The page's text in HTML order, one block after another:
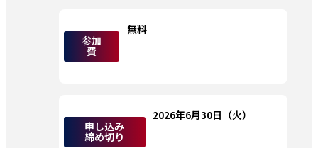
参加
費
無料
申し込み
締め切り
2026年6月30日（火）